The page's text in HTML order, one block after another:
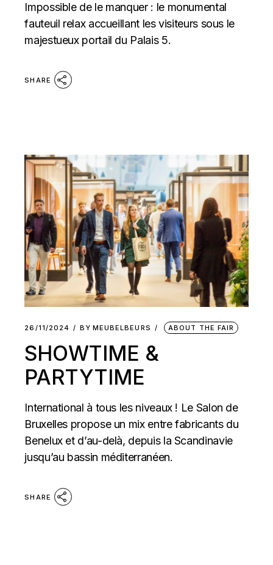
Impossible de le manquer : le monumental
fauteuil relax accueillant les visiteurs sous le
majestueux portail du Palais 5.
SHARE
26/11/2024 BY MEUBELBEURS ABOUT THE FAIR
SHOWTIME &
PARTYTIME
International à tous les niveaux ! Le Salon de
Bruxelles propose un mix entre fabricants du
Benelux et d’au-delà, depuis la Scandinavie
jusqu’au bassin méditerranéen.
SHARE